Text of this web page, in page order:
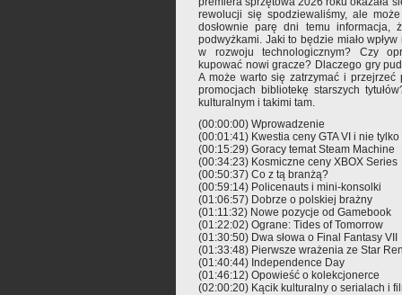
rewolucji się spodziewaliśmy, ale
dosłownie parę dni temu informacja,
podwyżkami. Jaki to będzie miało
w rozwoju technologicznym? Czy
kupować nowi gracze? Dlaczego gry
A może warto się zatrzymać i
promocjach bibliotekę starszych
kulturalnym i takimi tam.
(00:00:00) Wprowadzenie
(00:01:41) Kwestia ceny GTA VI i nie tylko
(00:15:29) Goracy temat Steam Machine
(00:34:23) Kosmiczne ceny XBOX Series
(00:50:37) Co z tą branżą?
(00:59:14) Policenauts i mini-konsolki
(01:06:57) Dobrze o polskiej brażny
(01:11:32) Nowe pozycje od Gamebook
(01:22:02) Ograne: Tides of Tomorrow
(01:30:50) Dwa słowa o Final Fantasy VII
(01:33:48) Pierwsze wrażenia ze Star
(01:40:44) Independence Day
(01:46:12) Opowieść o kolekcjonerce
(02:00:20) Kącik kulturalny o serialach i